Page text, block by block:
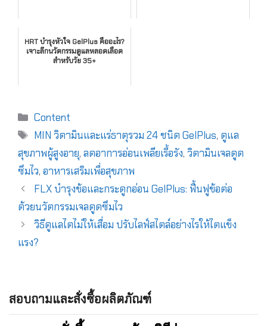
HRT บำรุงหัวใจ GelPlus คืออะไร?
เจาะลึกนวัตกรรมดูแลหลอดเลือด
สำหรับวัย 35+
Content
MIN วิตามินและแร่ธาตุรวม 24 ชนิด GelPlus, ดูแล
สุขภาพผู้สูงอายุ, ลดอาการอ่อนเพลียเรื้อรัง, วิตามินเจลดูด
ซึมไว, อาหารเสริมเพื่อสุขภาพ
FLX บำรุงข้อและกระดูกอ่อน GelPlus: ฟื้นฟูข้อต่อ
ด้วยนวัตกรรมเจลดูดซึมไว
วิธีดูแลไตไม่ให้เสื่อม ปรับไลฟ์สไตล์อย่างไรให้ไตแข็ง
แรง?
สอบถามและสั่งซื้อผลิตภัณฑ์